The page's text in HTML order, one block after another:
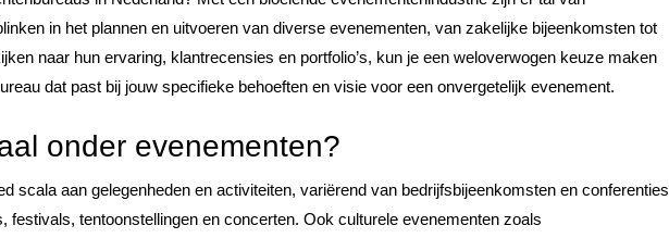
in het plannen en uitvoeren van diverse evenementen, van zakelijke bijeenkomsten tot
naar hun ervaring, klantrecensies en portfolio’s, kun je een weloverwogen keuze maken
dat past bij jouw specifieke behoeften en visie voor een onvergetelijk evenement.
onder evenementen?
scala aan gelegenheden en activiteiten, variërend van bedrijfsbijeenkomsten en conferenties
festivals, tentoonstellingen en concerten. Ook culturele evenementen zoals